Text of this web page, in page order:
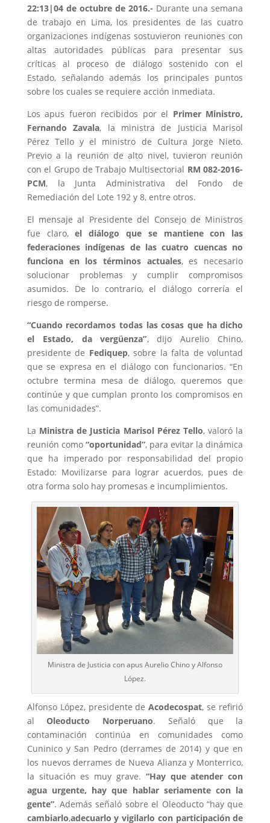
22:13|04 de octubre de 2016.- Durante una semana
de trabajo en Lima, los presidentes de las cuatro
organizaciones indígenas sostuvieron reuniones con
altas autoridades públicas para presentar sus
críticas al proceso de diálogo sostenido con el
Estado, señalando además los principales puntos
sobre los cuales se requiere acción inmediata.
Los apus fueron recibidos por el Primer Ministro,
Fernando Zavala, la ministra de Justicia Marisol
Pérez Tello y el ministro de Cultura Jorge Nieto.
Previo a la reunión de alto nivel, tuvieron reunión
con el Grupo de Trabajo Multisectorial RM 082-2016-
PCM, la Junta Administrativa del Fondo de
Remediación del Lote 192 y 8, entre otros.
El mensaje al Presidente del Consejo de Ministros
fue claro,el diálogo que se mantiene con las
federaciones indígenas de las cuatro cuencas no
funciona en los términos actuales, es necesario
solucionar problemas y cumplir compromisos
asumidos. De lo contrario, el diálogo correría el
riesgo de romperse.
“Cuando recordamos todas las cosas que ha dicho
el Estado, da vergüenza”, dijo Aurelio Chino,
presidente de Fediquep, sobre la falta de voluntad
que se expresa en el diálogo con funcionarios. “En
octubre termina mesa de diálogo, queremos que
continúe y que cumplan pronto los compromisos en
las comunidades”.
La Ministra de Justicia Marisol Pérez Tello, valoró la
reunión como “oportunidad”, para evitar la dinámica
que ha imperado por responsabilidad del propio
Estado: Movilizarse para lograr acuerdos, pues de
otra forma solo hay promesas e incumplimientos.
Ministra de Justicia con apus Aurelio Chino y Alfonso
López.
Alfonso López, presidente deAcodecospat, se refirió
alOleoducto Norperuano. Señaló que la
contaminación continúa en comunidades como
Cuninico y San Pedro (derrames de 2014) y que en
los nuevos derrames de Nueva Alianza y Monterrico,
la situación es muy grave. “Hay que atender con
agua urgente, hay que hablar seriamente con la
gente”. Además señaló sobre el Oleoducto “hay que
cambiarlo,adecuarlo y vigilarlo con participación de